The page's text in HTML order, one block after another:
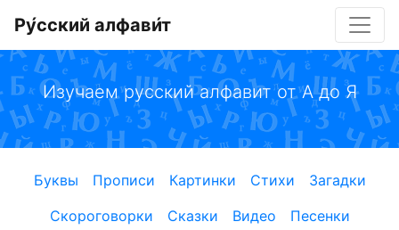
Ру́сский алфави́т
Изучаем русский алфавит от А до Я
Буквы Прописи Картинки Стихи
Загадки
Скороговорки
Сказки Видео
Песенки